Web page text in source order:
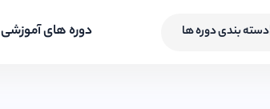
دسته بندی دوره ها دوره های آموزشی